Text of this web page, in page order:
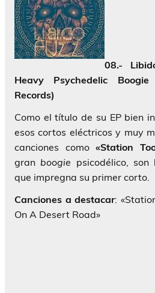
08.-
Heavy Psychedelic
Records)
Como el título de su EP bien
esos cortos eléctricos y muy
canciones como«Station
gran boogie psicodélico,
que impregna su primer corto.
Canciones a destacar:
On A Desert Road»